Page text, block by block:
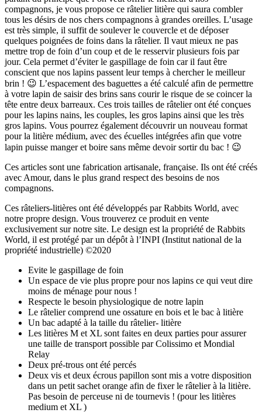
compagnons, je vous propose ce râtelier litière qui saura combler
tous les désirs de nos chers compagnons à grandes oreilles. L’usage
est très simple, il suffit de soulever le couvercle et de déposer
quelques poignées de foins dans la râtelier. Il vaut mieux ne pas
mettre trop de foin d’un coup et de le resservir plusieurs fois par
jour. Cela permet d’éviter le gaspillage de foin car il faut être
conscient que nos lapins passent leur temps à chercher le meilleur
brin ! 😉 L’espacement des baguettes a été calculé afin de permettre
à votre lapin de saisir des brins sans courir le risque de se coincer la
tête entre deux barreaux. Ces trois tailles de râtelier ont été conçues
pour les lapins nains, les couples, les gros lapins ainsi que les très
gros lapins. Vous pourrez également découvrir un nouveau format
pour la litière médium, avec des écuelles intégrées afin que votre
lapin puisse manger et boire sans même devoir sortir du bac ! 😉
Ces articles sont une fabrication artisanale, française. Ils ont été créés
avec Amour, dans le plus grand respect des besoins de nos
compagnons.
Ces râteliers-litières ont été développés par Rabbits World, avec
notre propre design. Vous trouverez ce produit en vente
exclusivement sur notre site. Le design est la propriété de Rabbits
World, il est protégé par un dépôt à l’INPI (Institut national de la
propriété industrielle) ©2020
Evite le gaspillage de foin
Un espace de vie plus propre pour nos lapins ce qui veut dire
moins de ménage pour nous !
Respecte le besoin physiologique de notre lapin
Le râtelier comprend une ossature en bois et le bac à litière
Un bac adapté à la taille du râtelier- litière
Les litières M et XL sont faites en deux parties pour assurer
une taille de transport possible par Colissimo et Mondial
Relay
Deux pré-trous ont été percés
Deux vis et deux écrous papillon sont mis a votre disposition
dans un petit sachet orange afin de fixer le râtelier à la litière.
Pas besoin de perceuse ni de tournevis ! (pour les litières
medium et XL )